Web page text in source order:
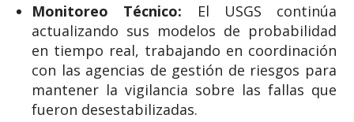
Monitoreo Técnico: El USGS continúa
actualizando sus modelos de probabilidad
en tiempo real, trabajando en coordinación
con las agencias de gestión de riesgos para
mantener la vigilancia sobre las fallas que
fueron desestabilizadas.